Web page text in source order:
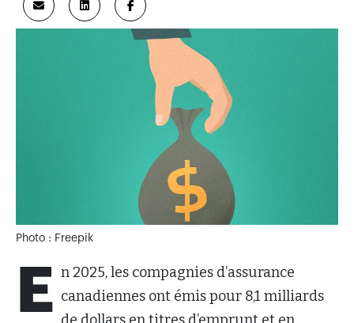
Photo : Freepik
E n 2025, les compagnies d’assurance
canadiennes ont émis pour 8,1 milliards